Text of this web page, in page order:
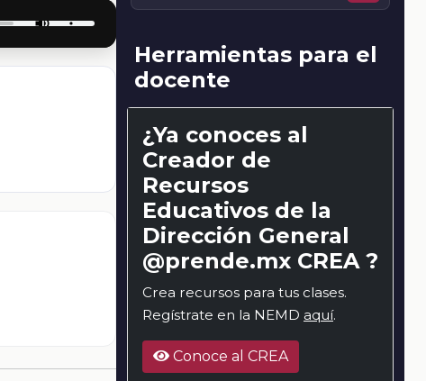
Herramientas para el
docente
¿Ya conoces al
Creador de
Recursos
Educativos de la
Dirección General
@prende.mx CREA ?
Crea recursos para tus clases.
Regístrate en la NEMD aquí.
Conoce al CREA